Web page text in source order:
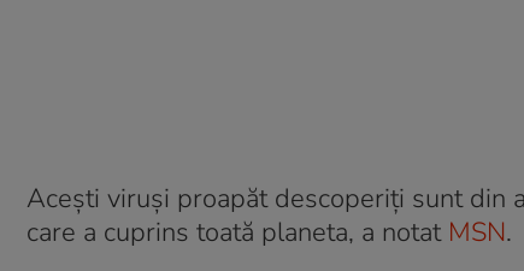
Acești viruși proapăt descoperiți sunt din
care a cuprins toată planeta, a notatMSN.